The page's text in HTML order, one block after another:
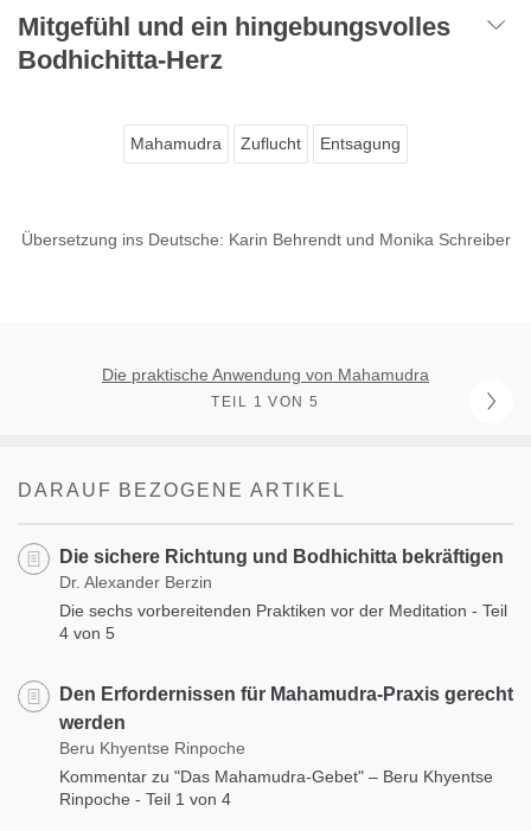
Mitgefühl und ein hingebungsvolles
Bodhichitta-Herz
Mahamudra Zuflucht Entsagung
Übersetzung ins Deutsche: Karin Behrendt und Monika Schreiber
Die praktische Anwendung von Mahamudra
TEIL 1 VON 5
DARAUF BEZOGENE ARTIKEL
Die sichere Richtung und Bodhichitta bekräftigen
Dr. Alexander Berzin
Die sechs vorbereitenden Praktiken vor der Meditation - Teil
4 von 5
Den Erfordernissen für Mahamudra-Praxis gerecht
werden
Beru Khyentse Rinpoche
Kommentar zu "Das Mahamudra-Gebet" – Beru Khyentse
Rinpoche - Teil 1 von 4